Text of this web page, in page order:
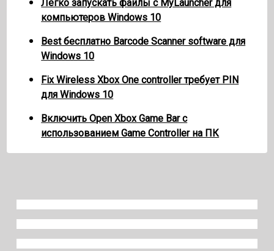
Легко запускать файлы с MyLauncher для
компьютеров Windows 10
Best бесплатно Barcode Scanner software для
Windows 10
Fix Wireless Xbox One controller требует PIN
для Windows 10
Включить Open Xbox Game Bar с
использованием Game Controller на ПК